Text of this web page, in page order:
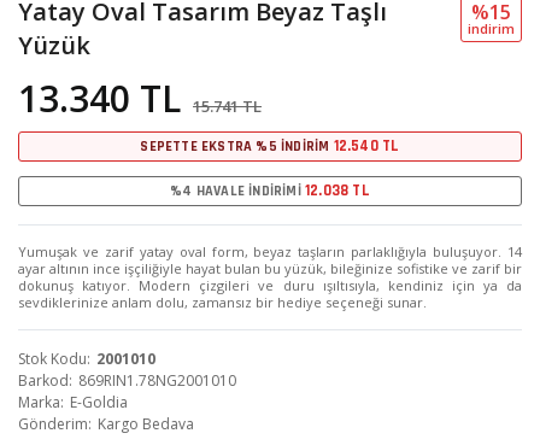
Yatay Oval Tasarım Beyaz Taşlı
Yüzük
13.340 TL 15.741 TL
%15
i̇ndi̇ri̇m
SEPETTE EKSTRA %5 İNDİRİM 12.540 TL
%4 HAVALE İNDİRİMİ 12.038 TL
Yumuşak ve zarif yatay oval form, beyaz taşların parlaklığıyla buluşuyor. 14
ayar altının ince işçiliğiyle hayat bulan bu yüzük, bileğinize sofistike ve zarif bir
dokunuş katıyor. Modern çizgileri ve duru ışıltısıyla, kendiniz için ya da
sevdiklerinize anlam dolu, zamansız bir hediye seçeneği sunar.
Stok Kodu 2001010
Barkod 869RIN1.78NG2001010
Marka E-Goldia
Gönderim Kargo Bedava